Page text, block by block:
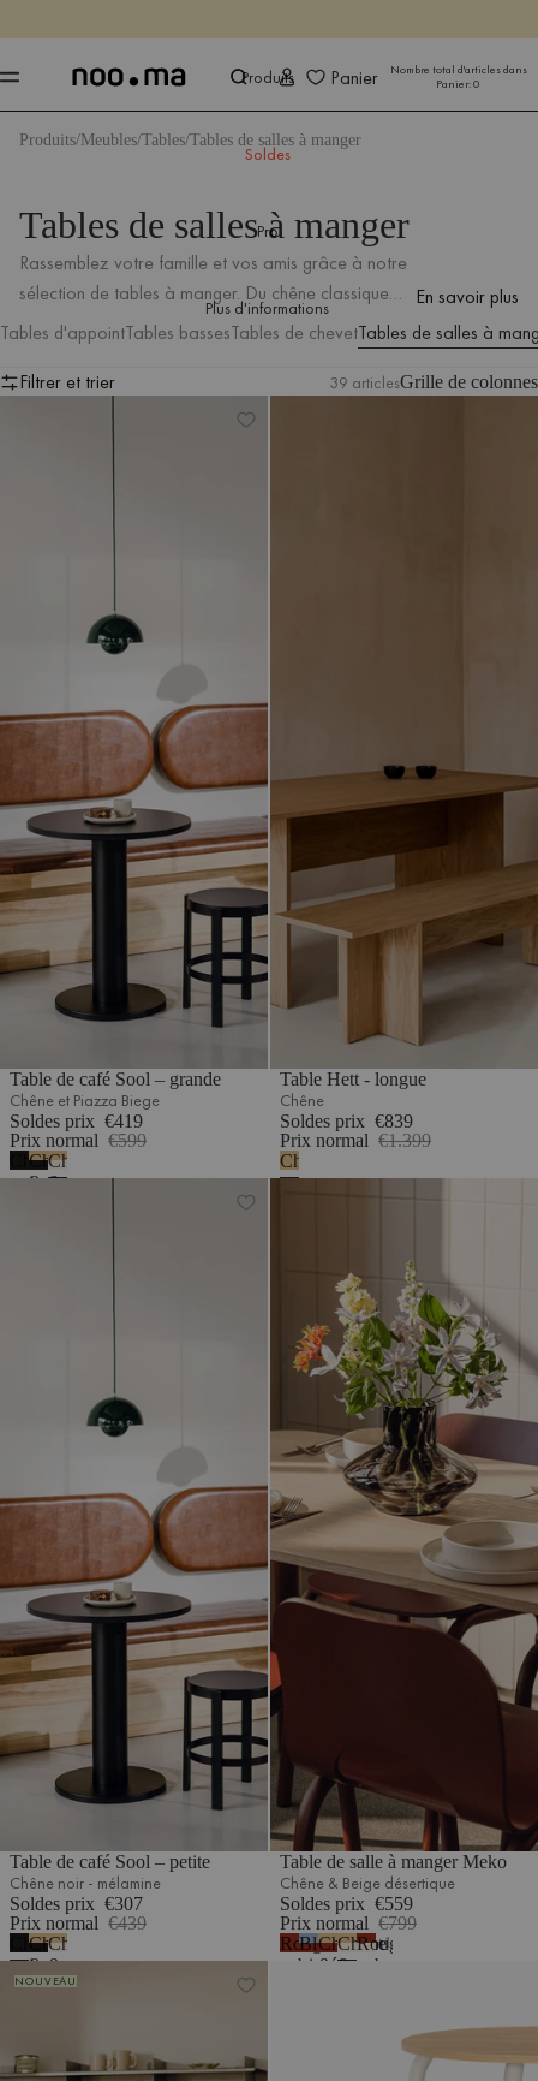
Produits
Soldes
Pro
Plus d'informations
Panier
Nombre total d'articles dans
Panier:0
Produits Meubles Tables Tables de salles à manger
Tables de salles à manger
Rassemblez votre famille et vos amis grâce à notre
sélection de tables à manger. Du chêne classique
aux élégantes finitions noires, notre collection offre
une gamme de designs pour compléter toute salle à
manger. Parcourez notre sélection et trouvez la
table à manger parfaite pour votre maison.
En savoir plus
Tables d'appointTables bassesTables de chevetTables de salles à
Filtrer et trier
39 articlesGrille de colonnes
Table de café Sool – grande
Chêne et Piazza Biege
Soldes prix €419
Prix normal €599
Chêne
noir
Chêne
&
Chêne
&
Table Hett - longue
Chêne
Soldes prix €839
Prix normal €1.399
Chêne
Table de café Sool – petite
Chêne noir - mélamine
Soldes prix €307
Prix normal €439
Chêne
noir
-
Chêne
&
Noir
Chêne
&
Beige
Table de salle à manger Meko
Chêne & Beige désertique
Soldes prix €559
Prix normal €799
Rouge
auburn
Bleu
givré
Chêne
&
Chêne
&
Rouge
auburn
désertique
1
NOUVEAU